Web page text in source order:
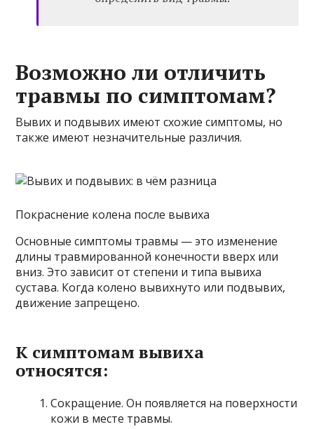
Возможно ли отличить
травмы по симптомам?
Вывих и подвывих имеют схожие симптомы, но
также имеют незначительные различия.
Покраснение колена после вывиха
Основные симптомы травмы — это изменение
длины травмированной конечности вверх или
вниз. Это зависит от степени и типа вывиха
сустава. Когда колено вывихнуто или подвывих,
движение запрещено.
К симптомам вывиха
относятся:
Сокращение. Он появляется на поверхности
кожи в месте травмы.